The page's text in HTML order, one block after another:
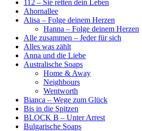
112 – Sie retten dein Leben
Ahornallee
Alisa – Folge deinem Herzen
Hanna – Folge deinem Herzen
Alle zusammen – Jeder für sich
Alles was zählt
Anna und die Liebe
Australische Soaps
Home & Away
Neighbours
Wentworth
Bianca – Wege zum Glück
Bis in die Spitzen
BLOCK B – Unter Arrest
Bulgarische Soaps